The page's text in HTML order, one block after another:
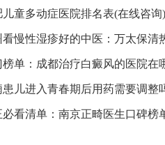
童多动症医院排名表(在线咨询)合肥专业儿童多
慢性湿疹好的中医：万太保清热利湿，消除皮肤肥
都治疗白癜风的医院在哪里“口碑实力公开”成都看白癜风的专科医院哪家好-成都博
进入青春期后用药需要调整吗？西安中际脑病医院赵明星主任
看清单：南京正畸医生口碑榜单，真实就诊体验